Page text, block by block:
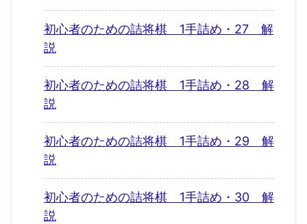
初心者のための詰将棋 1手詰め・27 解
説
初心者のための詰将棋 1手詰め・28 解
説
初心者のための詰将棋 1手詰め・29 解
説
初心者のための詰将棋 1手詰め・30 解
説